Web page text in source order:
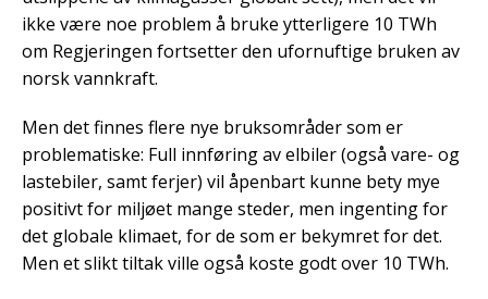
ikke være noe problem å bruke ytterligere 10 TWh
om Regjeringen fortsetter den ufornuftige bruken av
norsk vannkraft.
Men det finnes flere nye bruksområder som er
problematiske: Full innføring av elbiler (også vare- og
lastebiler, samt ferjer) vil åpenbart kunne bety mye
positivt for miljøet mange steder, men ingenting for
det globale klimaet, for de som er bekymret for det.
Men et slikt tiltak ville også koste godt over 10 TWh.